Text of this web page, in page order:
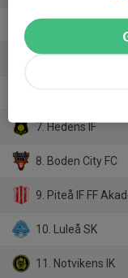
4. IFK Kalix
5. Morön BK
7. Hedens IF
8. Boden City FC
9. Piteå IF FF
10. Luleå SK
11. Notvikens IK